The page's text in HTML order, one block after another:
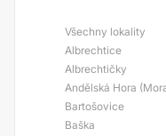
Všechny lokality
Albrechtice
Albrechtičky
Andělská Hora
Bartošovice
Baška